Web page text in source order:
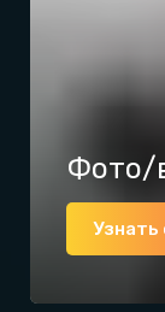
Фото/
Узнать